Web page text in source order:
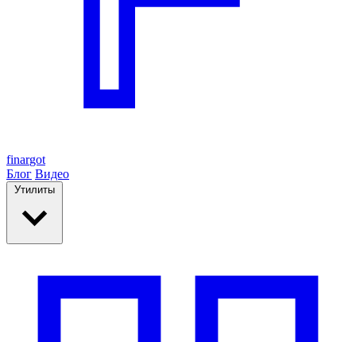
finargot
Блог Видео
Утилиты